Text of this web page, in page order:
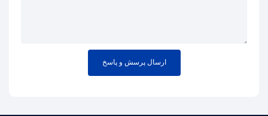
ارسال پرسش و پاسخ